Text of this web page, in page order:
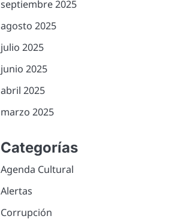
septiembre 2025
agosto 2025
julio 2025
junio 2025
abril 2025
marzo 2025
Categorías
Agenda Cultural
Alertas
Corrupción